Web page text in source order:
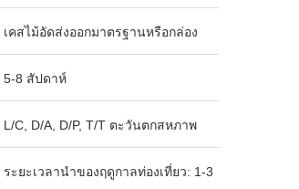
เคสไม้อัดส่งออกมาตรฐานหรือกล่อง
5-8 สัปดาห์
L/C, D/A, D/P, T/T ตะวันตกสหภาพ
ระยะเวลานำของฤดูกาลท่องเที่ยว: 1-3